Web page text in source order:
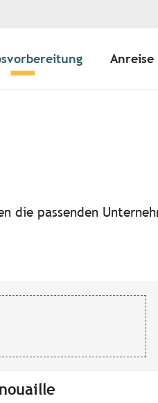
Anreise
die passenden